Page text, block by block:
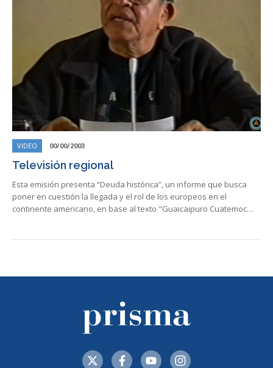
VIDEO 00/00/2003
Televisión regional
Esta emisión presenta “Deuda histórica”, un informe que busca
poner en cuestión la llegada y el rol de los europeos en el
continente americano, en base al texto "Guaicaipuro Cuatemoc…